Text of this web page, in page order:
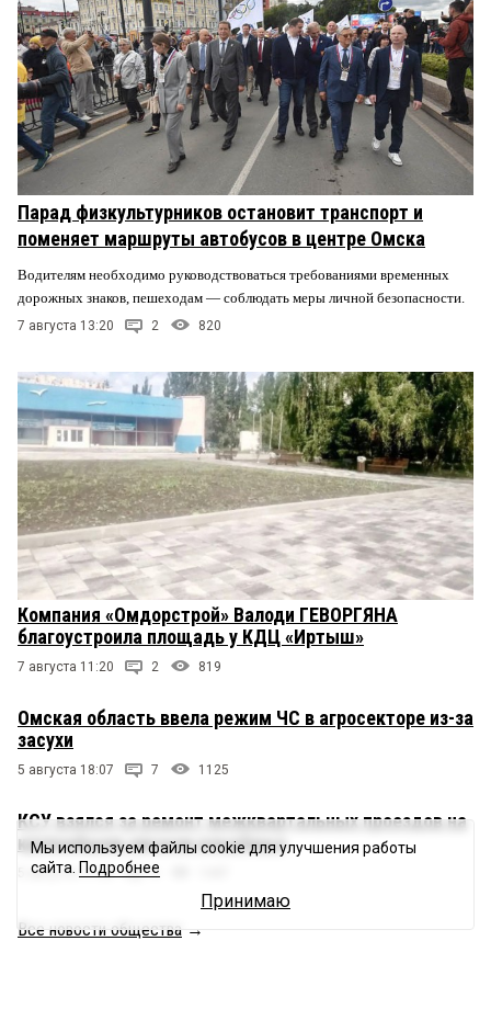
Парад физкультурников остановит транспорт и
поменяет маршруты автобусов в центре Омска
Водителям необходимо руководствоваться требованиями временных
дорожных знаков, пешеходам — соблюдать меры личной безопасности.
7 августа 13:20 2 820
Компания «Омдорстрой» Валоди ГЕВОРГЯНА
благоустроила площадь у КДЦ «Иртыш»
7 августа 11:20 2 819
Омская область ввела режим ЧС в агросекторе из-за
засухи
5 августа 18:07 7 1125
КСУ взялся за ремонт межквартальных проездов на
крупнейшем омском кладбище
5 августа 17:25 3
Все новости общества →
Мы используем файлы cookie для улучшения работы
сайта. Подробнее
Принимаю